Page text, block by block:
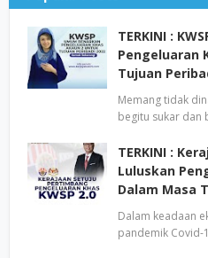
TERKINI :
Pengeluaran
Tujuan
Memang tidak
begitu sukar dan
TERKINI :
Luluskan
Dalam Masa
Dalam keadaan
pandemik Covid-